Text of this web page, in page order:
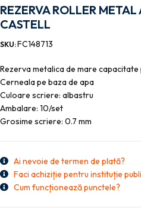
REZERVA ROLLER
CASTELL
SKU:FC148713
Rezerva metalica de mare
Cerneala pe baza de apa
Culoare scriere: albastru
Ambalare: 10/set
Grosime scriere: 0.7 mm
Ai nevoie de termen de plată?
Faci achiziție pentru instituție
Cum funcționează punctele?